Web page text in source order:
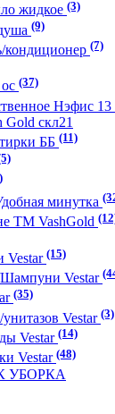
жидкое (3)
(9)
(7)
(37)
Нэфис 13
скл21
ББ (11)
минутка
ТМ VashGold
Vestar (15)
Vestar
(35)
Vestar (3)
Vestar (14)
Vestar (48)
УБОРКА